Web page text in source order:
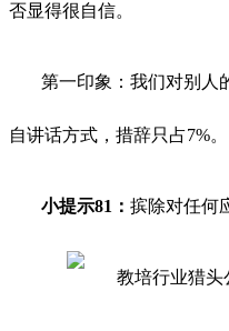
否显得很自信。
第一印象：我们对别人
自讲话方式，措辞只占7%。
小提示81： 摈除对任何